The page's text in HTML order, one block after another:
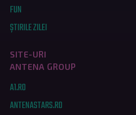
FUN
ȘTIRILE ZILEI
SITE-URI
ANTENA GROUP
A1.RO
ANTENASTARS.RO